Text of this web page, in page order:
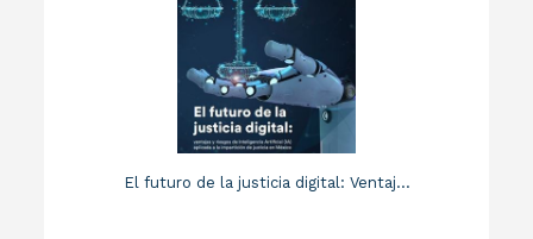
El futuro de la justicia digital: Ventaj...